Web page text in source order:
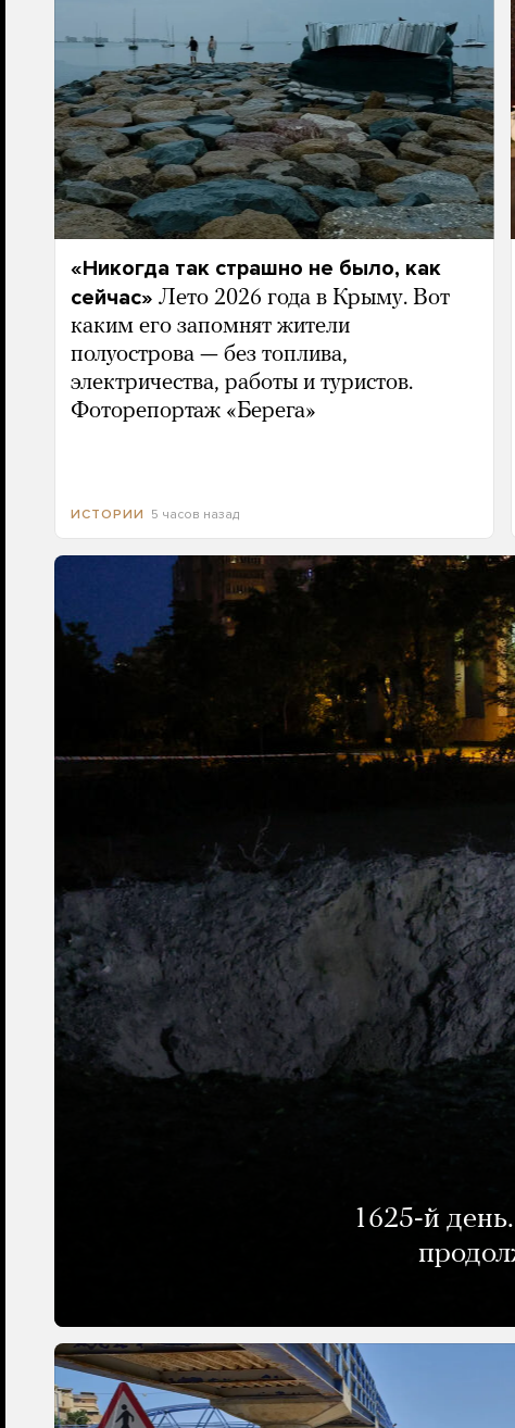
«Никогда так страшно не было, как
сейчас» Лето 2026 года в Крыму. Вот
каким его запомнят жители
полуострова — без топлива,
электричества, работы и туристов.
Фоторепортаж «Берега»
ИСТОРИИ 5 часов назад
1625-й